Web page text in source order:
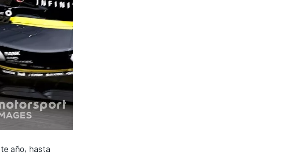
año, hasta